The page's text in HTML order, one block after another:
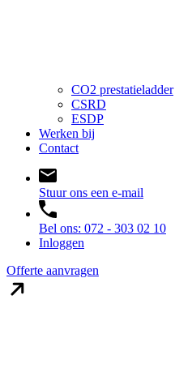
CO2 prestatieladder
CSRD
ESDP
Werken bij
Contact
Stuur ons een e-mail
Bel ons: 072 - 303 02 10
Inloggen
Offerte aanvragen